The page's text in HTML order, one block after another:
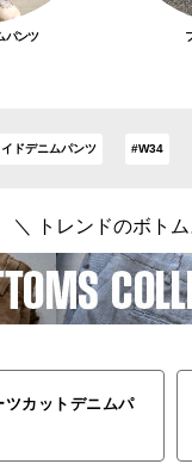
パンツ
ドデニムパンツ #W34
＼ トレンドのボト
ツカットデニムパ